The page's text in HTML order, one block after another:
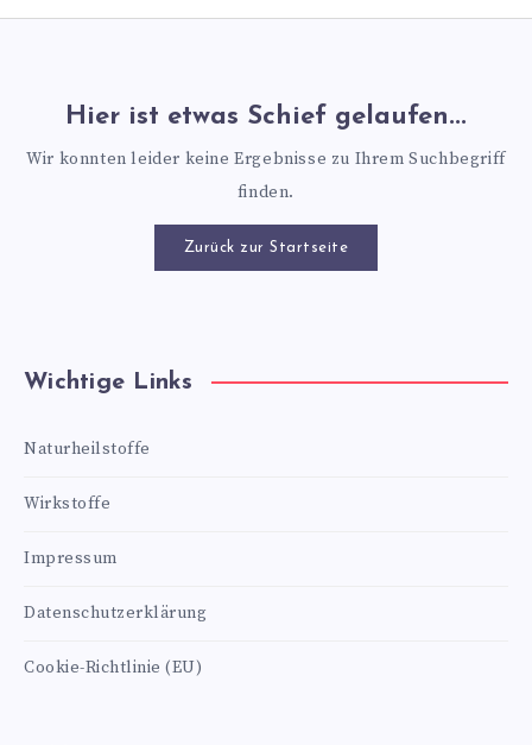
Hier ist etwas Schief gelaufen...
Wir konnten leider keine Ergebnisse zu Ihrem Suchbegriff
finden.
Zurück zur Startseite
Wichtige Links
Naturheilstoffe
Wirkstoffe
Impressum
Datenschutzerklärung
Cookie-Richtlinie (EU)